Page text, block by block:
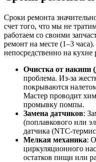
Сроки ремонта
счет того, что мы не
работаем со своими
ремонт на месте (1–3
непосредственно на
Очистка от накипи
проблема. Из-за
покрываются
Мастер проводит
промывку помпы.
Замена датчиков:
(поплавкового или
датчика (NTC-
Мелкая механика:
циркуляционного
остатков пищи или